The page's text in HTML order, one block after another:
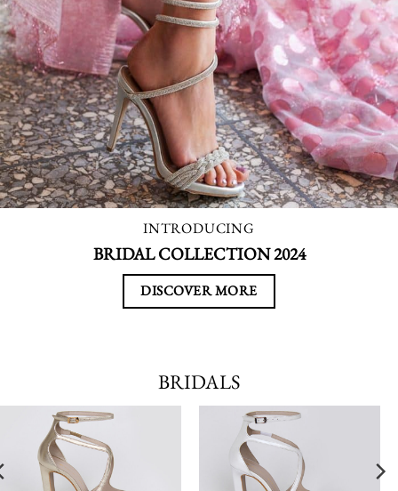
INTRODUCING
BRIDAL COLLECTION 2024
DISCOVER MORE
BRIDALS